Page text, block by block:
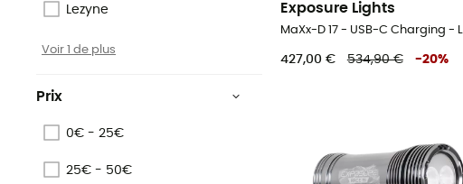
Lezyne
Voir 1 de plus
Prix
0€ - 25€
25€ - 50€
Exposure Lights
427,00 € 534,90 € -20%